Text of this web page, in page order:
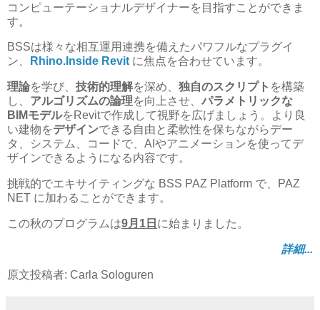
コンピューテーショナルデザイナーを目指すことができま
す。
BSSは様々な相互運用連携を備えたパワフルなプラグイ
ン、
Rhino.Inside Revit に焦点を合わせています。
理論を学び、 技術的理解を深め、 独自のスクリプト を構築
し、 アルゴリズムの論理を向上させ、 パラメトリックな
BIMモデルをRevitで作成して視野を広げましょう。より良
い建物をデザインできる自由と柔軟性を保ちながらデー
タ、システム、コードで、AIやアニメーションを使ってデ
ザインできるようになる内容です。
挑戦的でエキサイティングな BSS PAZ Platform で、PAZ
NET に加わることができます。
この秋のプログラムは9月1日 に始まりました。
詳細...
原文投稿者: Carla Sologuren